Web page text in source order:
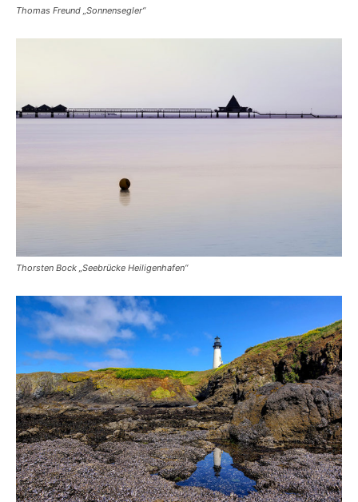
Thomas Freund „Sonnensegler“
Thorsten Bock „Seebrücke Heiligenhafen“